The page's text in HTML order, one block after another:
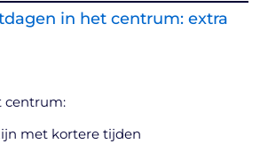
in het centrum: extra
centrum:
met kortere tijden